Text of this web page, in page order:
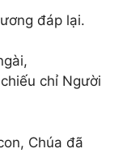
đáp lại.
chỉ Người
Chúa đã